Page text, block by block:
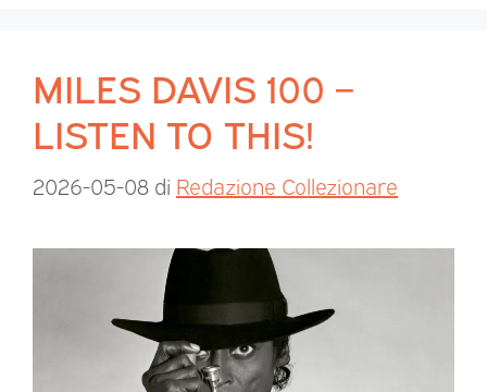
MILES DAVIS 100 –
LISTEN TO THIS!
2026-05-08 di Redazione Collezionare